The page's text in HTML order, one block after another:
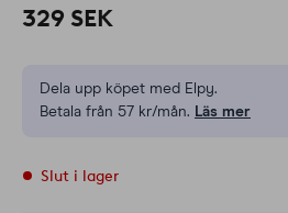
329 SEK
Dela upp köpet med Elpy.
Betala från 57 kr/mån. Läs mer
Slut i lager